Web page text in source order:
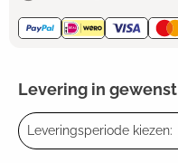
Levering in
Leveringsperiode kiezen: